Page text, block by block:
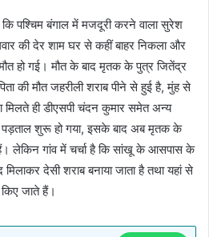
पश्चिम बंगाल में मजदूरी करने वाला सुरेश
की देर शाम घर से कहीं बाहर निकला और
हो गई। मौत के बाद मृतक के पुत्र जितेंद्र
की मौत जहरीली शराब पीने से हुई है, मुंह से
ही डीएसपी चंदन कुमार समेत अन्य
शुरू हो गया, इसके बाद अब मृतक के
लेकिन गांव में चर्चा है कि सांखू के आसपास के
देसी शराब बनाया जाता है तथा यहां से
जाते हैं।